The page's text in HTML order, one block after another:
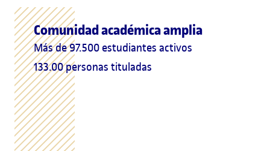
Comunidad académica amplia
Más de 97.500 estudiantes activos
133.00 personas tituladas